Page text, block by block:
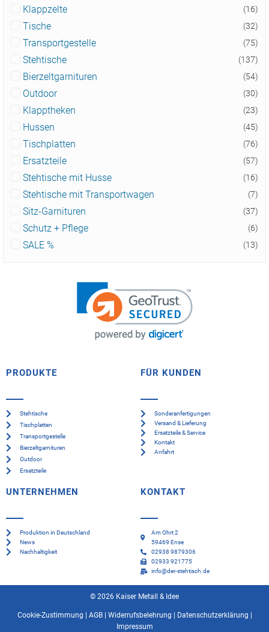
Klappzelte (16)
Tische (32)
Transportgestelle (75)
Stehtische (137)
Bierzeltgarnituren (54)
Outdoor (30)
Klapptheken (23)
Hussen (45)
Tischplatten (76)
Ersatzteile (57)
Stehtische mit Husse (16)
Stehtische mit Transportwagen (7)
Sitz-Garnituren (37)
Schutz + Pflege (6)
SALE % (13)
PRODUKTE
Stehtische
Tischplatten
Transportgestelle
Bierzeltgarnituren
Outdoor
Ersatzteile
FÜR KUNDEN
Sonderanfertigungen
Versand & Lieferung
Ersatzteile & Service
Kontakt
Anfahrt
UNTERNEHMEN
Produktion in Deutschland
News
Nachhaltigkeit
KONTAKT
Am Ohrt 2
59469 Ense
02938 9879306
02933 921775
info@der-stehtisch.de
© 2026 Kaiser Metall & Idee
Cookie-Zustimmung AGB| Widerrufsbelehrung Datenschutzerklärung
Impressum